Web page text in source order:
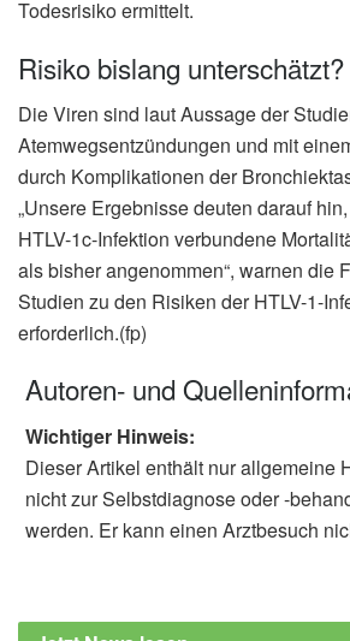
Todesrisiko ermittelt.
Risiko bislang unterschätzt?
Die Viren sind laut Aussage der
Atemwegsentzündungen und mit
durch Komplikationen der
„Unsere Ergebnisse deuten darauf
HTLV-1c-Infektion verbundene
als bisher angenommen“, warnen die
Studien zu den Risiken der HTLV-1-
erforderlich.(fp)
Autoren- und
Wichtiger Hinweis:
Dieser Artikel enthält nur allgemeine
nicht zur Selbstdiagnose oder -
werden. Er kann einen Arztbesuch